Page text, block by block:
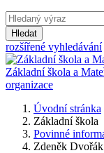
Hledat
rozšířené vyhledávání
Základní škola a
organizace
Úvodní stránka
Základní škola
Povinné
Zdeněk Dvořák